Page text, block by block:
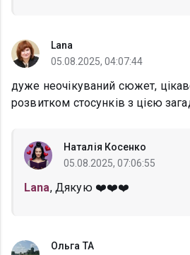
Lana
05.08.2025, 04:07:44
дуже неочікуваний сюжет,
розвитком стосунків з цією
Наталія Косенко
05.08.2025, 07:06:55
Lana, Дякую ❤️❤️❤️
Ольга ТА